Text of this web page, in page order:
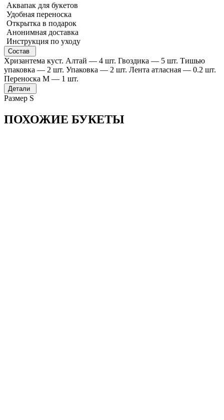
Аквапак для букетов
Удобная переноска
Открытка в подарок
Анонимная доставка
Инструкция по уходу
Состав
Хризантема куст. Алтай — 4 шт. Гвоздика — 5 шт. Тишью
упаковка — 2 шт. Упаковка — 2 шт. Лента атласная — 0.2 шт.
Переноска М — 1 шт.
Детали
Размер S
ПОХОЖИЕ БУКЕТЫ